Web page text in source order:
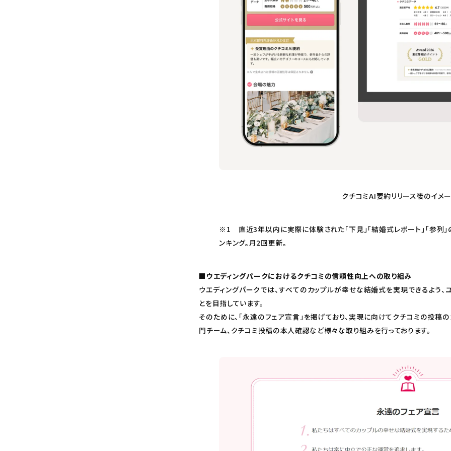
クチコミAI要約リリース後のイメ
※1 直近3年以内に実際に体験された「下見」「結婚式レポート」「参列
ンキング。月2回更新。
■ウエディングパークにおけるクチコミの信頼性向上への取り組み
ウエディングパークでは、すべてのカップルが幸せな結婚式を実現できるよう
とを目指しています。
そのために、「永遠のフェア宣言」を掲げており、実現に向けてクチコミの投稿
門チーム、クチコミ投稿の本人確認など様々な取り組みを行っております。